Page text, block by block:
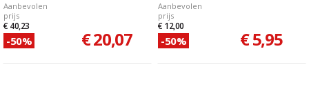
Aanbevolen
prijs
€ 40,23
-50% € 20,07
Aanbevolen
prijs
€ 12,00
-50% € 5,95